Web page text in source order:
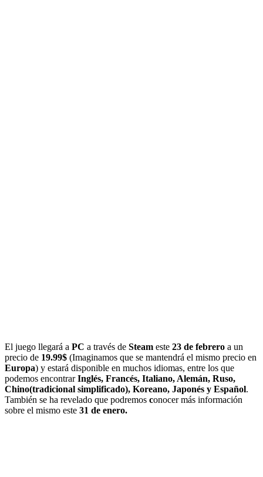
El juego llegará a PC a través de Steam este 23 de febrero a un
precio de 19.99$ (Imaginamos que se mantendrá el mismo precio en
Europa) y estará disponible en muchos idiomas, entre los que
podemos encontrarInglés, Francés, Italiano, Alemán, Ruso,
Chino(tradicional simplificado), Koreano, Japonés y Español.
También se ha revelado que podremos conocer más información
sobre el mismo este 31 de enero.